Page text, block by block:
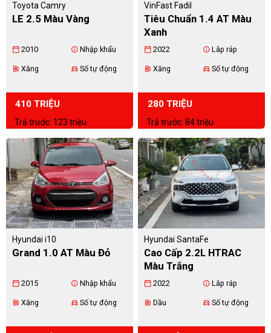
Toyota Camry
LE 2.5 Màu Vàng
calendar_today 2010 info Nhập khẩu
ev_station Xăng directions_car Số tự động
410 TRIỆU
Trả trước: 123 triệu
VinFast Fadil
Tiêu Chuẩn 1.4 AT Màu
Xanh
calendar_today 2022 info Lắp ráp
ev_station Xăng directions_car Số tự động
280 TRIỆU
Trả trước: 84 triệu
Hyundai i10
Grand 1.0 AT Màu Đỏ
calendar_today 2015 info Nhập khẩu
ev_station Xăng directions_car Số tự động
Hyundai SantaFe
Cao Cấp 2.2L HTRAC
Màu Trắng
calendar_today 2022 info Lắp ráp
ev_station Dầu directions_car Số tự động